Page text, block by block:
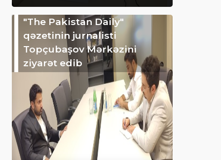
"The Pakistan Daily"
qəzetinin jurnalisti
Topçubaşov Mərkəzini
ziyarət edib